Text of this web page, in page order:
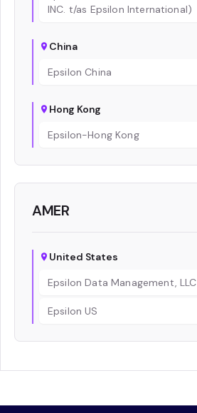
INC. t/as Epsilon International)
China
Epsilon China
Hong Kong
Epsilon-Hong Kong
AMER
United States
Epsilon Data Management, LLC
Epsilon US